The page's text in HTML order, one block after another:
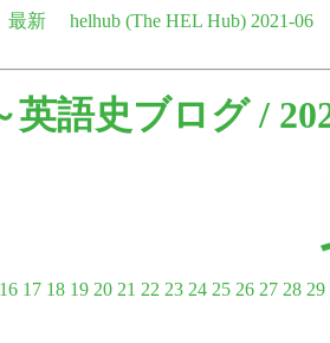
最新 helhub (The HEL Hub) 2021-06
英語史ブログ/
16 17 18 19 20 21 22 23 24 25 26 27 28 29